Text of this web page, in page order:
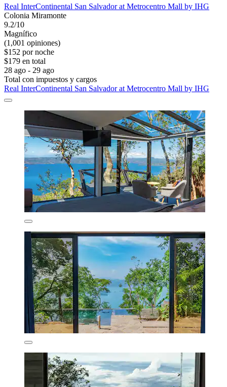
Real InterContinental San Salvador at Metrocentro Mall by IHG
Colonia Miramonte
9.2/10
Magnífico
(1,001 opiniones)
$152 por noche
$179 en total
28 ago - 29 ago
Total con impuestos y cargos
Real InterContinental San Salvador at Metrocentro Mall by IHG